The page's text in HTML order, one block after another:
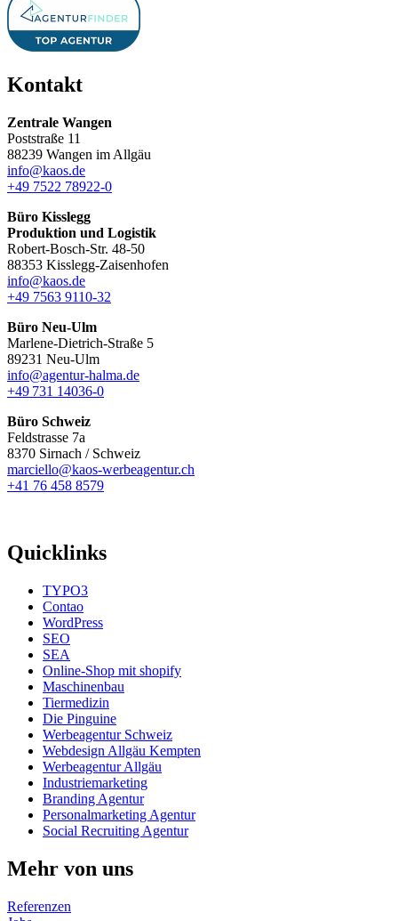
Kontakt
Zentrale Wangen
Poststraße 11
88239 Wangen im Allgäu
info@kaos.de
+49 7522 78922-0
Büro Kisslegg
Produktion und Logistik
Robert-Bosch-Str. 48-50
88353 Kisslegg-Zaisenhofen
info@kaos.de
+49 7563 9110-32
Büro Neu-Ulm
Marlene-Dietrich-Straße 5
89231 Neu-Ulm
info@agentur-halma.de
+49 731 14036-0
Büro Schweiz
Feldstrasse 7a
8370 Sirnach / Schweiz
marciello@kaos-werbeagentur.ch
+41 76 458 8579
Quicklinks
TYPO3
Contao
WordPress
SEO
SEA
Online-Shop mit shopify
Maschinenbau
Tiermedizin
Die Pinguine
Werbeagentur Schweiz
Webdesign Allgäu Kempten
Werbeagentur Allgäu
Industriemarketing
Branding Agentur
Personalmarketing Agentur
Social Recruiting Agentur
Mehr von uns
Referenzen